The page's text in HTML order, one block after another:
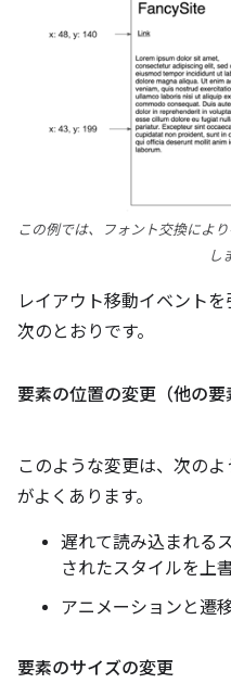
この例では、フォント交換によ
し
レイアウト移動イベント
次のとおりです。
要素の位置の変更（他の要
このような変更は、次の
がよくあります。
遅れて読み込まれる
されたスタイルを上
アニメーションと遷
要素のサイズの変更